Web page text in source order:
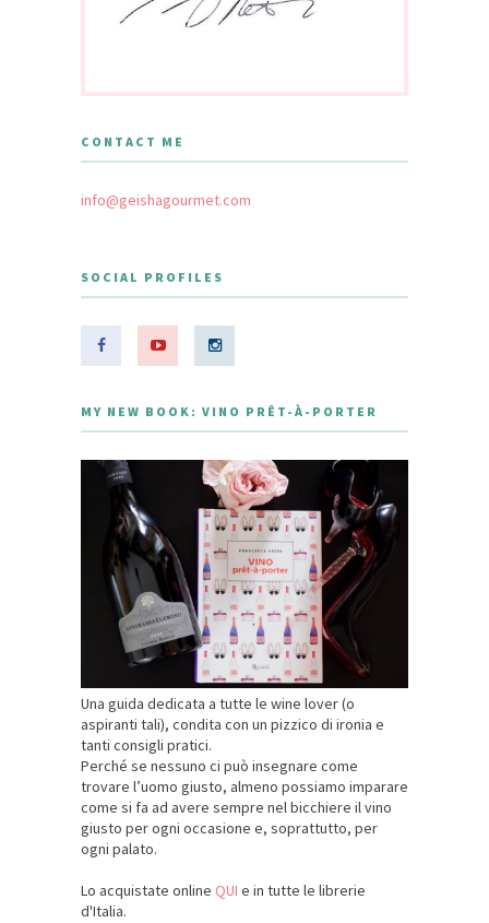
CONTACT ME
info@geishagourmet.com
SOCIAL PROFILES
MY NEW BOOK: VINO PRÊT-À-PORTER
Una guida dedicata a tutte le wine lover (o
aspiranti tali), condita con un pizzico di ironia e
tanti consigli pratici.
Perché se nessuno ci può insegnare come
trovare l’uomo giusto, almeno possiamo imparare
come si fa ad avere sempre nel bicchiere il vino
giusto per ogni occasione e, soprattutto, per
ogni palato.
Lo acquistate online QUI e in tutte le librerie
d'Italia.